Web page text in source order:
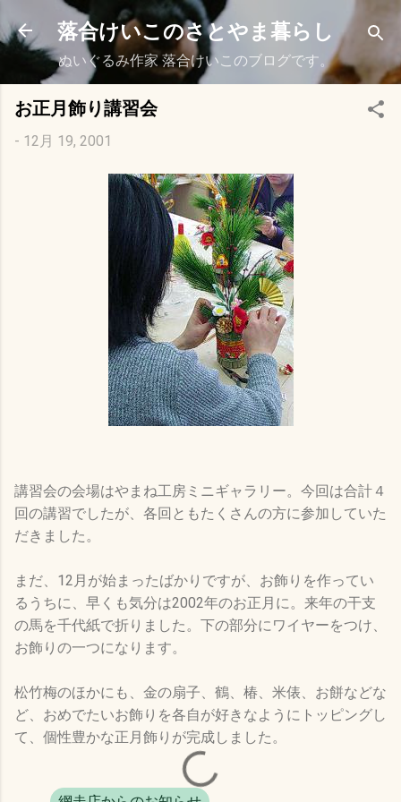
スキップしてメイン コンテンツに移動
落合けいこのさとやま暮らし
ぬいぐるみ作家 落合けいこのブログです。
お正月飾り講習会
- 12月 19, 2001
講習会の会場はやまね工房ミニギャラリー。今回は合計４
回の講習でしたが、各回ともたくさんの方に参加していた
だきました。
まだ、12月が始まったばかりですが、お飾りを作ってい
るうちに、早くも気分は2002年のお正月に。来年の干支
の馬を千代紙で折りました。下の部分にワイヤーをつけ、
お飾りの一つになります。
松竹梅のほかにも、金の扇子、鶴、椿、米俵、お餅などな
ど、おめでたいお飾りを各自が好きなようにトッピングし
て、個性豊かな正月飾りが完成しました。